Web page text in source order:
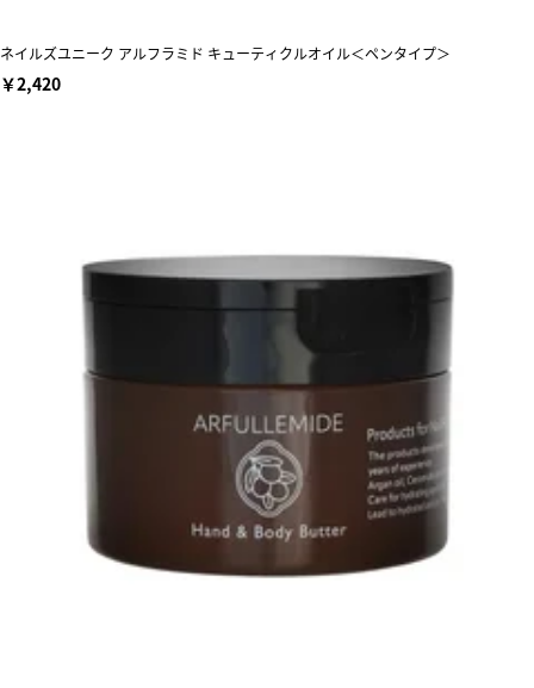
ネイルズユニーク アルフラミド キューティクルオイル＜ペンタイプ＞
￥2,420